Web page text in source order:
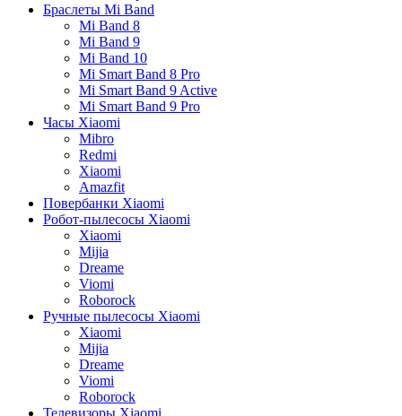
Браслеты Mi Band
Mi Band 8
Mi Band 9
Mi Band 10
Mi Smart Band 8 Pro
Mi Smart Band 9 Active
Mi Smart Band 9 Pro
Часы Xiaomi
Mibro
Redmi
Xiaomi
Amazfit
Повербанки Xiaomi
Робот-пылесосы Xiaomi
Xiaomi
Mijia
Dreame
Viomi
Roborock
Ручные пылесосы Xiaomi
Xiaomi
Mijia
Dreame
Viomi
Roborock
Телевизоры Xiaomi